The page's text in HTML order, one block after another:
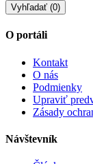
O portáli
Kontakt
O nás
Podmienky
Upraviť
Zásady
Návštevník